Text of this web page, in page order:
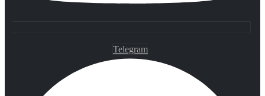
Telegram